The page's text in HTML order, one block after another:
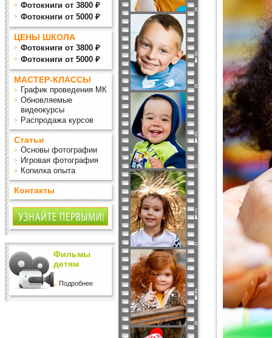
Фотокниги от 3800 ₽
Фотокниги от 5000 ₽
ЦЕНЫ ШКОЛА
Фотокниги от 3800 ₽
Фотокниги от 5000 ₽
МАСТЕР-КЛАССЫ
График проведения МК
Обновляемые
видеокурсы
Распродажа курсов
Статьи
Основы фотографии
Игровая фотография
Копилка опыта
Контакты
Фильмы
детям
Подробнее